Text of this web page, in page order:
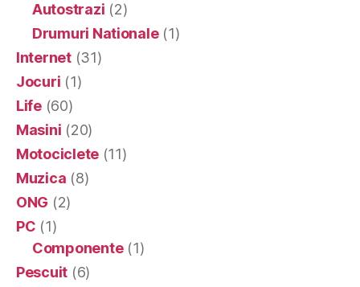
Autostrazi (2)
Drumuri Nationale(1)
Internet(31)
Jocuri (1)
Life(60)
Masini (20)
Motociclete (11)
Muzica (8)
ONG (2)
PC (1)
Componente(1)
Pescuit (6)